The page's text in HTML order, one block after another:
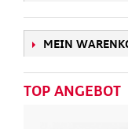
MEIN
TOP ANGEBOT